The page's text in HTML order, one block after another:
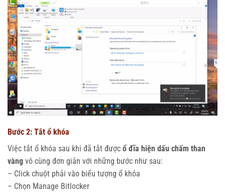
Bước 2: Tắt ổ khóa
Việc tắt ổ khóa sau khi đã tắt được ổ đĩa hiện dấu chấm than
vàng vô cùng đơn giản với những bước như sau:
– Click chuột phải vào biểu tượng ổ khóa
– Chọn Manage Bitlocker